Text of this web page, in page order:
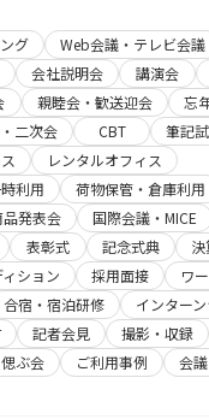
グ
Web会議・テレビ会議
会社説明会 講演会
親睦会・歓送迎会
忘
二次会
CBT 筆記
レンタルオフィス
利用
荷物保管・倉庫利用
品発表会 国際会議・MICE
表彰式 記念式典
ション 採用面接
ワ
合宿・宿泊研修
インター
記者会見
撮影・収録
ぶ会
ご利用事例 会